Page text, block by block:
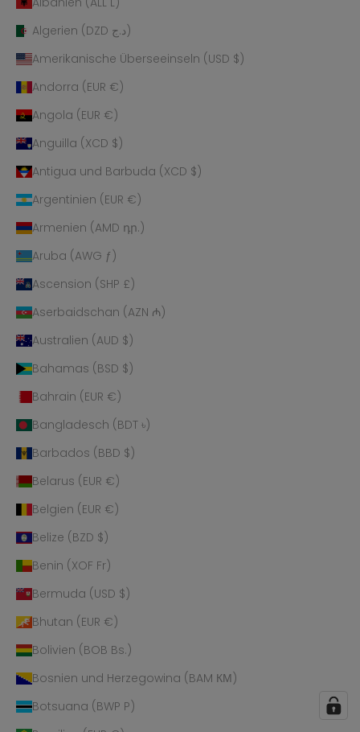
Algerien (DZD د.ج)
Amerikanische Überseeinseln (USD $)
Andorra (EUR €)
Angola (EUR €)
Anguilla (XCD $)
Antigua und Barbuda (XCD $)
Argentinien (EUR €)
Armenien (AMD դր.)
Aruba (AWG ƒ)
Ascension (SHP £)
Aserbaidschan (AZN ₼)
Australien (AUD $)
Bahamas (BSD $)
Bahrain (EUR €)
Bangladesch (BDT ৳)
Barbados (BBD $)
Belarus (EUR €)
Belgien (EUR €)
Belize (BZD $)
Benin (XOF Fr)
Bermuda (USD $)
Bhutan (EUR €)
Bolivien (BOB Bs.)
Bosnien und Herzegowina (BAM КМ)
Botsuana (BWP P)